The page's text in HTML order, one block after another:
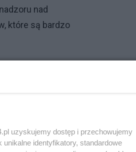
nad
które są bardzo
uzyskujemy dostęp i przechowujemy
identyfikatory, standardowe